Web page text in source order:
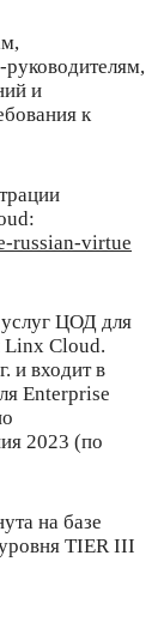
и
к
russian-virtue
ЦОД для
Linx Cloud.
и входит в
Enterprise
2023 (по
на базе
TIER III